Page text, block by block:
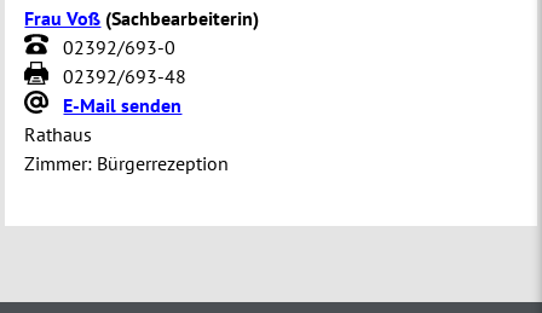
Frau Voß (Sachbearbeiterin)
02392/693-0
02392/693-48
E-Mail senden
Rathaus
Zimmer: Bürgerrezeption